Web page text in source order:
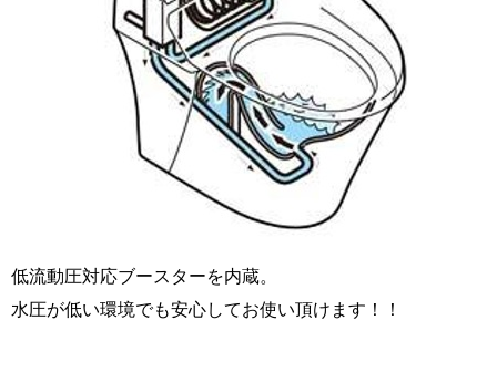
低流動圧対応ブースターを内蔵。
水圧が低い環境でも安心してお使い頂けます！！